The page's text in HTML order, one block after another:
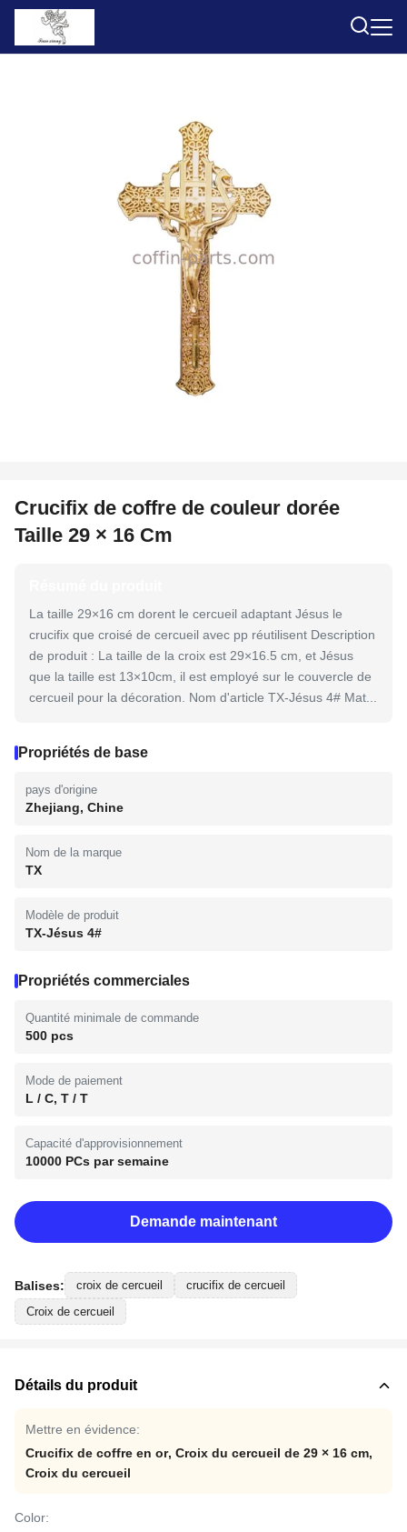
Crucifix de coffre de couleur dorée
Taille 29 × 16 Cm
La taille 29×16 cm dorent le cercueil adaptant Jésus le
crucifix que croisé de cercueil avec pp réutilisent Description
de produit : La taille de la croix est 29×16.5 cm, et Jésus
que la taille est 13×10cm, il est employé sur le couvercle de
cercueil pour la décoration. Nom d'article TX-Jésus 4# Mat...
Propriétés de base
pays d'origine
Zhejiang, Chine
Nom de la marque
TX
Modèle de produit
TX-Jésus 4#
Propriétés commerciales
Quantité minimale de commande
500 pcs
Mode de paiement
L / C, T / T
Capacité d'approvisionnement
10000 PCs par semaine
Demande maintenant
Balises: croix de cercueil
crucifix de cercueil
Croix de cercueil
Détails du produit
Mettre en évidence:
Crucifix de coffre en or, Croix du cercueil de 29 × 16 cm,
Croix du cercueil
Color: